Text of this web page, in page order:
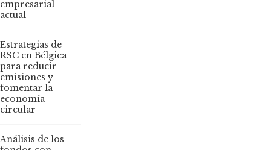
empresarial
actual
Estrategias de
RSC en Bélgica
para reducir
emisiones y
fomentar la
economía
circular
Análisis de los